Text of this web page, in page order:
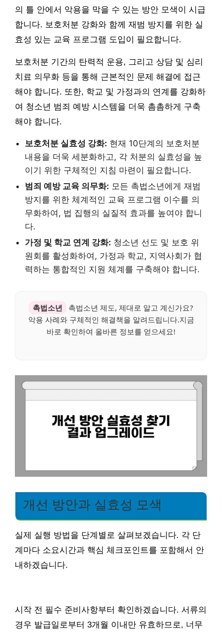
의 틀 안에서 악용을 막을 수 있는 방안 모색이 시급
합니다. 보호처분 강화와 함께 재범 방지를 위한 실
효성 있는 교육 프로그램 도입이 필요합니다.
보호처분 기간의 탄력적 운용, 그리고 상담 및 심리
치료 의무화 등을 통해 근본적인 문제 해결에 접근
해야 합니다. 또한, 학교 및 가정과의 연계를 강화하
여 청소년 범죄 예방 시스템을 더욱 촘촘하게 구축
해야 합니다.
보호처분 실효성 강화: 현재 10단계의 보호처분
내용을 더욱 세분화하고, 각 처분의 실효성을 높
이기 위한 구체적인 지침 마련이 필요합니다.
범죄 예방 교육 의무화: 모든 촉법소년에게 재범
방지를 위한 체계적인 교육 프로그램 이수를 의
무화하여, 법 집행의 실질적 효과를 높여야 합니
다.
가정 및 학교 연계 강화: 청소년 선도 및 보호 위
원회를 활성화하여, 가정과 학교, 지역사회가 협
력하는 통합적인 지원 체계를 구축해야 합니다.
촉법소년
촉법소년 제도, 제대로 알고 계신가요?
악용 사례와 구체적인 해결책을 알려드립니다.지금
바로 확인하여 올바른 정보를 얻으세요!
개선 방안과 실효성 모색
실제 실행 방법을 단계별로 살펴보겠습니다. 각 단
계마다 소요시간과 핵심 체크포인트를 포함해서 안
내하겠습니다.
시작 전 필수 준비사항부터 확인하겠습니다. 서류의
경우 발급일로부터 3개월 이내만 유효하므로, 너무